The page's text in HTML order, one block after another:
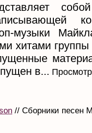
музыки
хитами
в...
// Сборники песен